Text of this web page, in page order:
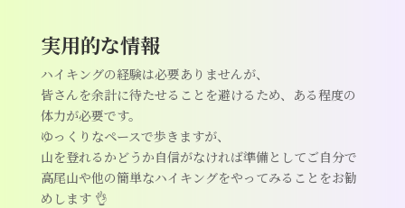
実用的な情報
ハイキングの経験は必要ありませんが、
皆さんを余計に待たせることを避けるため、ある程度の
体力が必要です。
ゆっくりなペースで歩きますが、
山を登れるかどうか自信がなければ準備としてご自分で
高尾山や他の簡単なハイキングをやってみることをお勧
めします 👌